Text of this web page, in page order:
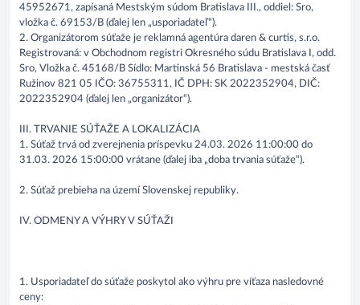
45952671, zapísaná Mestským súdom Bratislava III., oddiel: Sro,
vložka č. 69153/B (ďalej len „usporiadateľ“).
2. Organizátorom súťaže je reklamná agentúra daren & curtis, s.r.o.
Registrovaná: v Obchodnom registri Okresného súdu Bratislava I, odd.
Sro, Vložka č. 45168/B Sídlo: Martinská 56 Bratislava - mestská časť
Ružinov 821 05 IČO: 36755311, IČ DPH: SK 2022352904, DIČ:
2022352904 (ďalej len „organizátor“).
III. TRVANIE SÚŤAŽE A LOKALIZÁCIA
1. Súťaž trvá od zverejnenia príspevku 24.03. 2026 11:00:00 do
31.03. 2026 15:00:00 vrátane (ďalej iba „doba trvania súťaže“).
2. Súťaž prebieha na území Slovenskej republiky.
IV. ODMENY A VÝHRY V SÚŤAŽI
1. Usporiadateľ do súťaže poskytol ako výhru pre víťaza nasledovné
ceny: